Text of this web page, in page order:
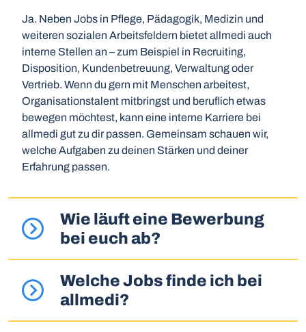
Ja. Neben Jobs in Pflege, Pädagogik, Medizin und
weiteren sozialen Arbeitsfeldern bietet allmedi auch
interne Stellen an – zum Beispiel in Recruiting,
Disposition, Kundenbetreuung, Verwaltung oder
Vertrieb. Wenn du gern mit Menschen arbeitest,
Organisationstalent mitbringst und beruflich etwas
bewegen möchtest, kann eine interne Karriere bei
allmedi gut zu dir passen. Gemeinsam schauen wir,
welche Aufgaben zu deinen Stärken und deiner
Erfahrung passen.
Wie läuft eine Bewerbung
bei euch ab?
Welche Jobs finde ich bei
allmedi?